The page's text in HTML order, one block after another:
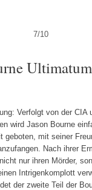
7/10
Ultimatum
Verfolgt von der CIA
wird Jason Bourne
geboten, mit seiner
Nach ihrer
nur ihren Mörder,
Intrigenkomplott
der zweite Teil der